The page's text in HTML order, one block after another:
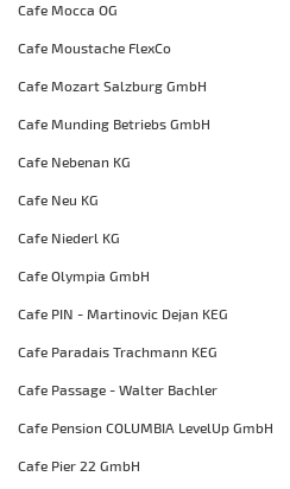
Cafe Mocca OG
Cafe Moustache FlexCo
Cafe Mozart Salzburg GmbH
Cafe Munding Betriebs GmbH
Cafe Nebenan KG
Cafe Neu KG
Cafe Niederl KG
Cafe Olympia GmbH
Cafe PIN - Martinovic Dejan KEG
Cafe Paradais Trachmann KEG
Cafe Passage - Walter Bachler
Cafe Pension COLUMBIA LevelUp GmbH
Cafe Pier 22 GmbH